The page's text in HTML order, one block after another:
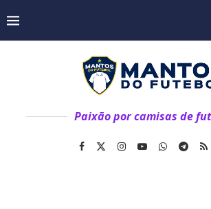
Paixão por camisas de